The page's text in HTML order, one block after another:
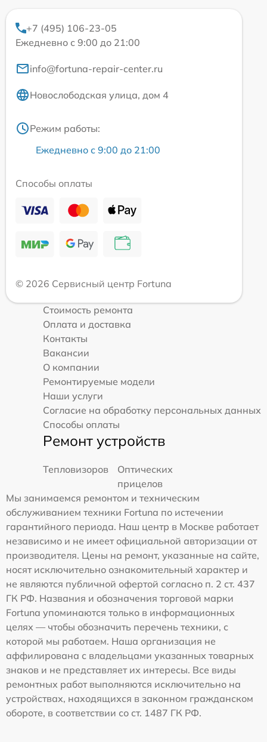
+7 (495) 106-23-05
Ежедневно с 9:00 до 21:00
info@fortuna-repair-center.ru
Новослободская улица, дом 4
Режим работы:
Ежедневно с 9:00 до 21:00
Способы оплаты
© 2026 Сервисный центр Fortuna
Стоимость ремонта
Оплата и доставка
Контакты
Вакансии
О компании
Ремонтируемые модели
Наши услуги
Согласие на обработку персональных данных
Способы оплаты
Ремонт устройств
Тепловизоров
Оптических
прицелов
Мы занимаемся ремонтом и техническим
обслуживанием техники Fortuna по истечении
гарантийного периода. Наш центр в Москве работает
независимо и не имеет официальной авторизации от
производителя. Цены на ремонт, указанные на сайте,
носят исключительно ознакомительный характер и
не являются публичной офертой согласно п. 2 ст. 437
ГК РФ. Названия и обозначения торговой марки
Fortuna упоминаются только в информационных
целях — чтобы обозначить перечень техники, с
которой мы работаем. Наша организация не
аффилирована с владельцами указанных товарных
знаков и не представляет их интересы. Все виды
ремонтных работ выполняются исключительно на
устройствах, находящихся в законном гражданском
обороте, в соответствии со ст. 1487 ГК РФ.